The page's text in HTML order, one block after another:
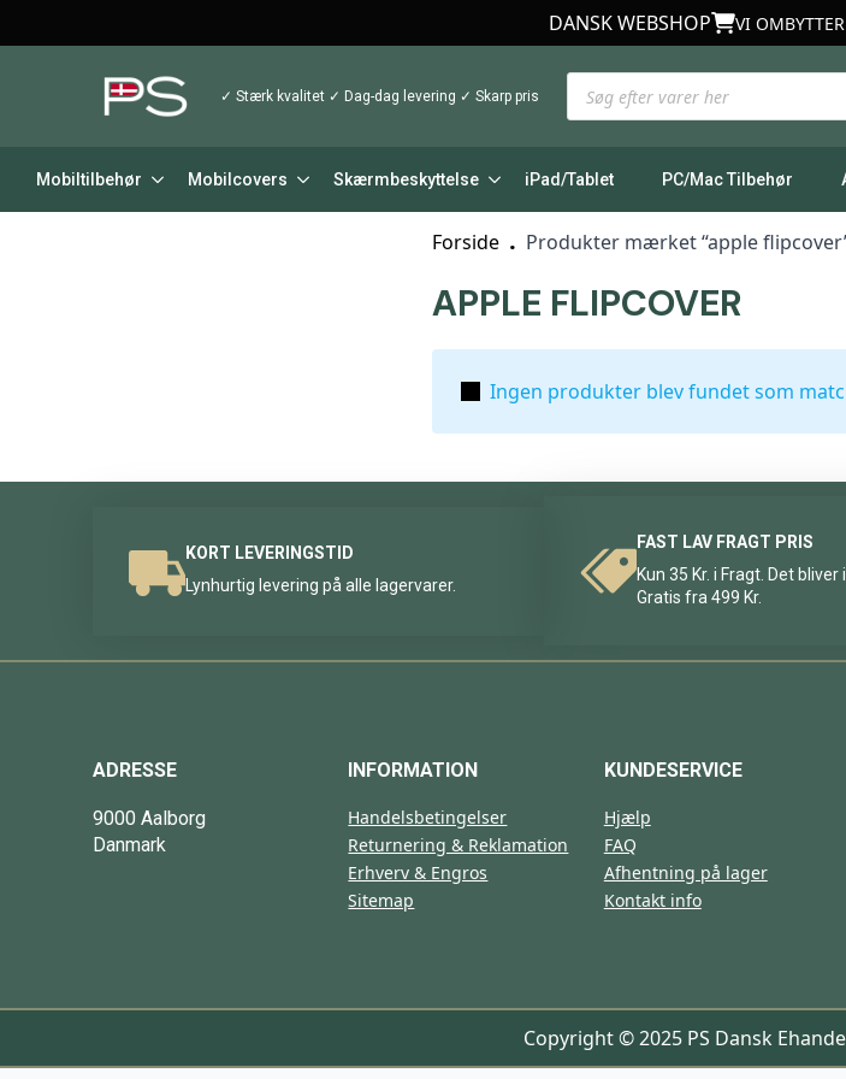
DANSK WEBSHOP VI
✓ Stærk kvalitet ✓ Dag-dag levering ✓ Skarp pris
Products
search
Mobiltilbehør Mobilcovers Skærmbeskyttelse iPad/Tablet PC/Mac Tilbehør
Forside Produkter mærket “apple
APPLE FLIPCOVER
Ingen produkter blev fundet som
KORT LEVERINGSTID
Lynhurtig levering på alle lagervarer.
FAST LAV FRAGT PRIS
Kun 35 Kr. i Fragt. Det bliver
Gratis fra 499 Kr.
ADRESSE
9000 Aalborg
Danmark
INFORMATION
Handelsbetingelser
Returnering & Reklamation
Erhverv & Engros
Sitemap
KUNDESERVICE
Hjælp
FAQ
Afhentning på lager
Kontakt info
Copyright © 2025 PS Dansk